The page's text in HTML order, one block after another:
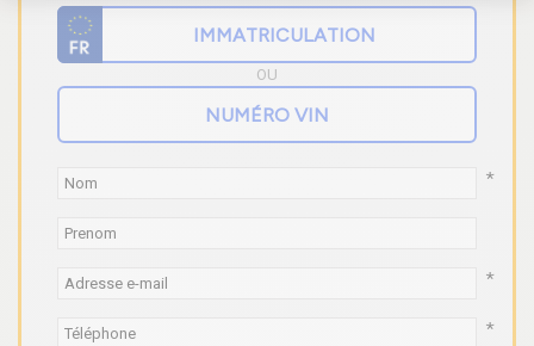
OU
*
*
*